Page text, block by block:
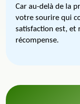
Car au-delà de la
votre sourire qui
satisfaction est, et
récompense.